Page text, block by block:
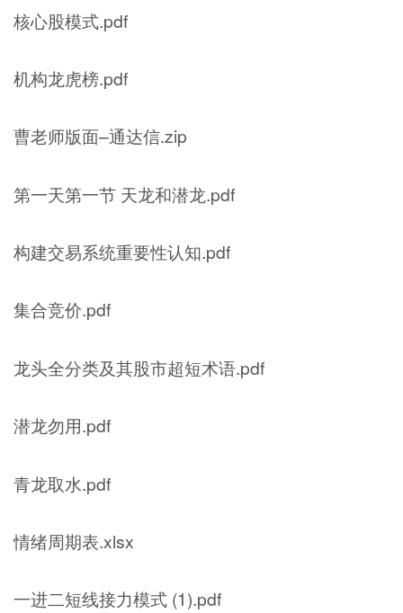
核心股模式.pdf
机构龙虎榜.pdf
曹老师版面–通达信.zip
第一天第一节 天龙和潜龙.pdf
构建交易系统重要性认知.pdf
集合竞价.pdf
龙头全分类及其股市超短术语.pdf
潜龙勿用.pdf
青龙取水.pdf
情绪周期表.xlsx
一进二短线接力模式 (1).pdf